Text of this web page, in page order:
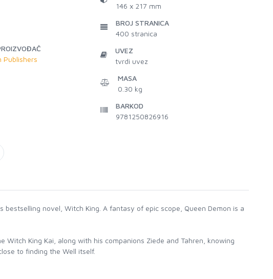
Publishers
146 x 217 mm
BROJ STRANICA
400 stranica
UVEZ
tvrdi uvez
MASA
0.30 kg
BARKOD
9781250826916
novel, Witch King. A fantasy of epic scope, Queen Demon is a
King Kai, along with his companions Ziede and Tahren, knowing
to finding the Well itself.